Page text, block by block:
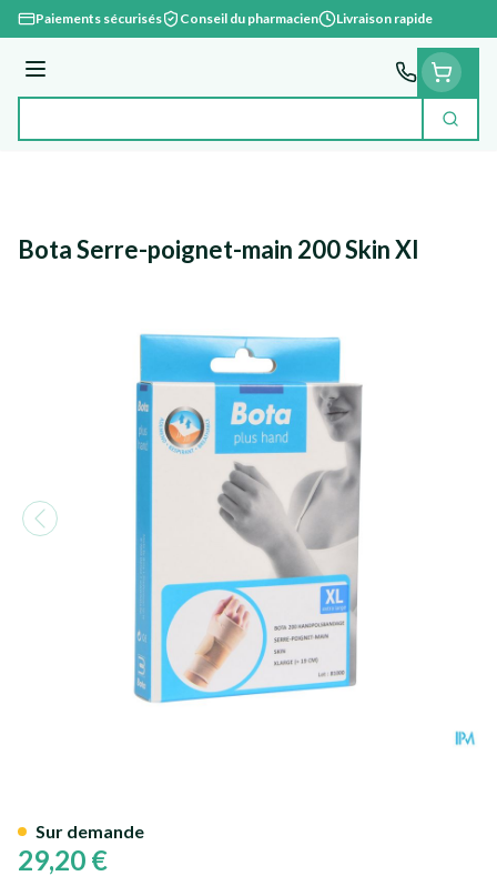
Aller au contenu
Paiements sécurisés Conseil du pharmacien Livraison rapide
Menu
Bota Serre-poignet-main 200 Skin Xl
29,20 €
Sur demande